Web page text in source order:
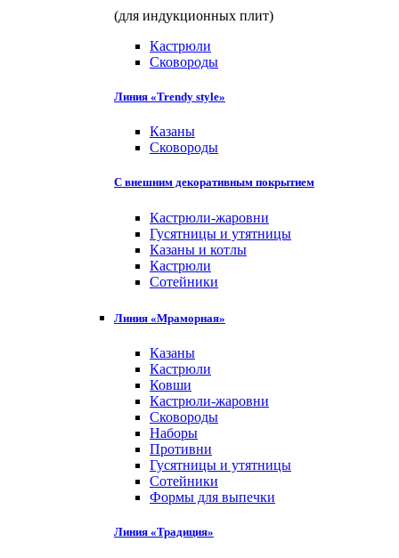
(для индукционных плит)
Кастрюли
Сковороды
Линия «Trendy style»
Казаны
Сковороды
С внешним декоративным покрытием
Кастрюли-жаровни
Гусятницы и утятницы
Казаны и котлы
Кастрюли
Сотейники
Линия «Мраморная»
Казаны
Кастрюли
Ковши
Кастрюли-жаровни
Сковороды
Наборы
Противни
Гусятницы и утятницы
Сотейники
Формы для выпечки
Линия «Традиция»